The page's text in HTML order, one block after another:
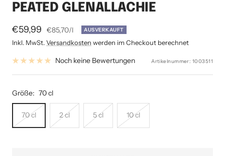
PEATED GLENALLACHIE
Angebotspreis
€59,99 €85,70/l AUSVERKAUFT
Inkl. MwSt.Versandkosten werden im Checkout berechnet
Noch keine Bewertungen Artikelnummer: 1003511
Größe: 70 cl
70 cl 2 cl 5 cl 10 cl